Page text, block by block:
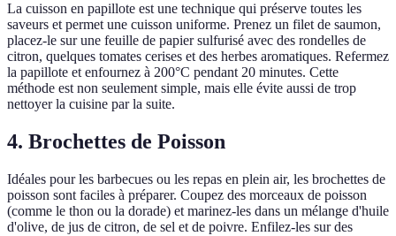
La cuisson en papillote est une technique qui préserve toutes les
saveurs et permet une cuisson uniforme. Prenez un filet de saumon,
placez-le sur une feuille de papier sulfurisé avec des rondelles de
citron, quelques tomates cerises et des herbes aromatiques. Refermez
la papillote et enfournez à 200°C pendant 20 minutes. Cette
méthode est non seulement simple, mais elle évite aussi de trop
nettoyer la cuisine par la suite.
4. Brochettes de Poisson
Idéales pour les barbecues ou les repas en plein air, les brochettes de
poisson sont faciles à préparer. Coupez des morceaux de poisson
(comme le thon ou la dorade) et marinez-les dans un mélange d'huile
d'olive, de jus de citron, de sel et de poivre. Enfilez-les sur des